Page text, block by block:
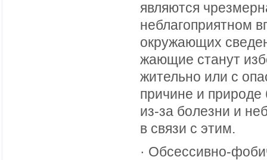
являются
неблагоприятном
окружающих
жающие станут
жительно или с
причине и природе
из-за болезни и
в связи с этим.
· Обсессивно-